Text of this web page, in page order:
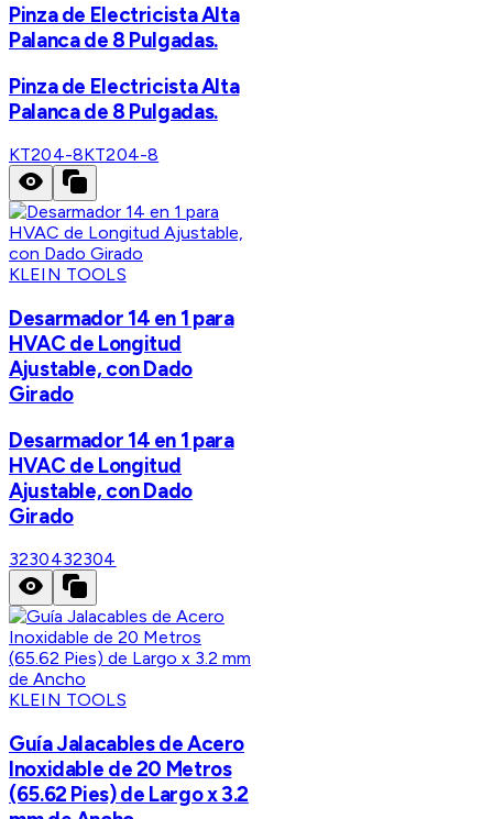
Pinza de Electricista Alta
Palanca de 8 Pulgadas.
Pinza de Electricista Alta
Palanca de 8 Pulgadas.
KT204-8KT204-8
KLEIN TOOLS
Desarmador 14 en 1 para
HVAC de Longitud
Ajustable, con Dado
Girado
Desarmador 14 en 1 para
HVAC de Longitud
Ajustable, con Dado
Girado
3230432304
KLEIN TOOLS
Guía Jalacables de Acero
Inoxidable de 20 Metros
(65.62 Pies) de Largo x 3.2